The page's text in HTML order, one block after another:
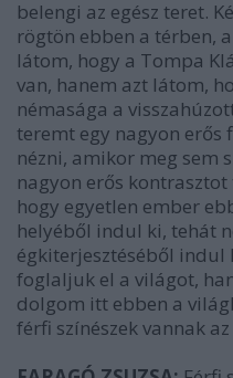
belengi az egész teret.
rögtön ebben a térben,
látom, hogy a Tompa
van, hanem azt látom,
némasága a
teremt egy nagyon
nézni, amikor meg sem
nagyon erős
hogy egyetlen ember
helyéből indul ki, tehát
égkiterjesztéséből indul
foglaljuk el a világot,
dolgom itt ebben a
férfi színészek vannak